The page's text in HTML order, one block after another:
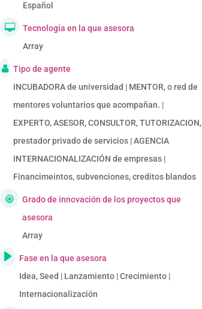
Español
Tecnología en la que asesora
Array
Tipo de agente
INCUBADORA de universidad | MENTOR, o red de
mentores voluntarios que acompañan. |
EXPERTO, ASESOR, CONSULTOR, TUTORIZACION,
prestador privado de servicios | AGENCIA
INTERNACIONALIZACIÓN de empresas |
Financimeintos, subvenciones, creditos blandos
Grado de innovación de los proyectos que
asesora
Array
Fase en la que asesora
Idea, Seed | Lanzamiento | Crecimiento |
Internacionalización